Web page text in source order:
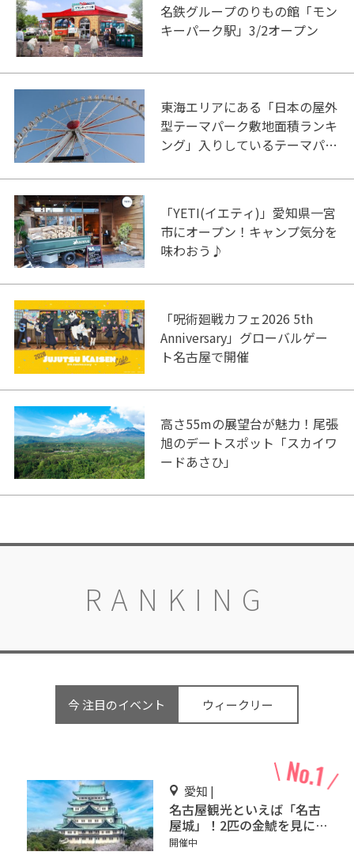
名鉄グループのりもの館「モン
キーパーク駅」3/2オープン
東海エリアにある「日本の屋外
型テーマパーク敷地面積ランキ
ング」入りしているテーマパー
「YETI(イエティ)」愛知県一宮
市にオープン！キャンプ気分を
味わおう♪
「呪術廻戦カフェ2026 5th
Anniversary」グローバルゲー
ト名古屋で開催
高さ55mの展望台が魅力！尾張
旭のデートスポット「スカイワ
ードあさひ」
RANKING
今 注目のイベント ウィークリー
愛知 |
名古屋観光といえば「名古
屋城」！2匹の金鯱を見に
行こう
開催中